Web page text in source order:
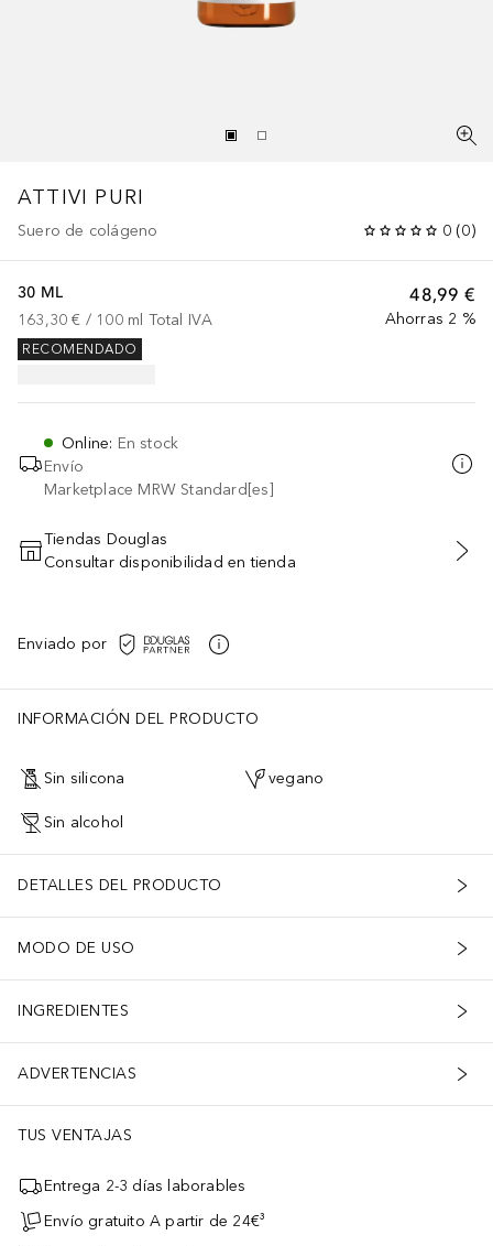
ATTIVI PURI
Suero de colágeno 0 (0)
48,99 €
Ahorras 2 %
30 ML
163,30 € / 100 ml Total IVA
RECOMENDADO
Online: En stock
Envío
Marketplace MRW Standard[es]
AÑADIR AL CARRITO
Tiendas Douglas
Consultar disponibilidad en tienda
Enviado por
INFORMACIÓN DEL PRODUCTO
Sin silicona vegano
Sin alcohol
DETALLES DEL PRODUCTO
MODO DE USO
INGREDIENTES
ADVERTENCIAS
TUS VENTAJAS
Entrega 2-3 días laborables
Envío gratuito A partir de 24€³